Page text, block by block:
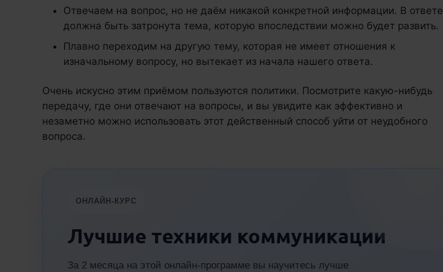
Отвечаем на вопрос, но не даём никакой конкретной информации. В ответе
должна быть затронута тема, которую впоследствии можно будет развить.
Плавно переходим на другую тему, которая не имеет отношения к
изначальному вопросу, но вытекает из начала нашего ответа.
Очень искусно этим приёмом пользуются политики. Посмотрите какую-нибудь
передачу, где они отвечают на вопросы, и вы увидите как эффективно и
незаметно можно использовать этот действенный способ уйти от неудобного
вопроса.
ОНЛАЙН-КУРС
Лучшие техники коммуникации
За 2 месяца на этой онлайн-программе вы научитесь лучше